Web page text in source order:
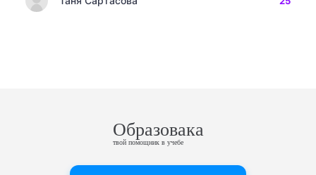
Образовака
твой помощник в учебе